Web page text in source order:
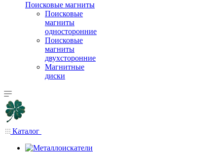
Поисковые магниты
Поисковые
магниты
односторонние
Поисковые
магниты
двухсторонние
Магнитные
диски
Каталог